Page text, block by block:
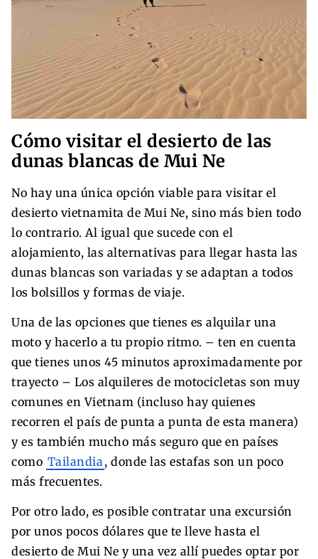
Cómo visitar el desierto de las
dunas blancas de Mui Ne
No hay una única opción viable para visitar el
desierto vietnamita de Mui Ne, sino más bien todo
lo contrario. Al igual que sucede con el
alojamiento, las alternativas para llegar hasta las
dunas blancas son variadas y se adaptan a todos
los bolsillos y formas de viaje.
Una de las opciones que tienes es alquilar una
moto y hacerlo a tu propio ritmo. – ten en cuenta
que tienes unos 45 minutos aproximadamente por
trayecto – Los alquileres de motocicletas son muy
comunes en Vietnam (incluso hay quienes
recorren el país de punta a punta de esta manera)
y es también mucho más seguro que en países
como Tailandia , donde las estafas son un poco
más frecuentes.
Por otro lado, es posible contratar una excursión
por unos pocos dólares que te lleve hasta el
desierto de Mui Ne y una vez allí puedes optar por